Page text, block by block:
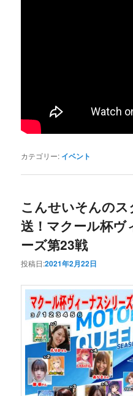
カテゴリー: イベント
こんせいそんの
送！マクール杯ヴ
ーズ第23戦
投稿日:2021年2月22日